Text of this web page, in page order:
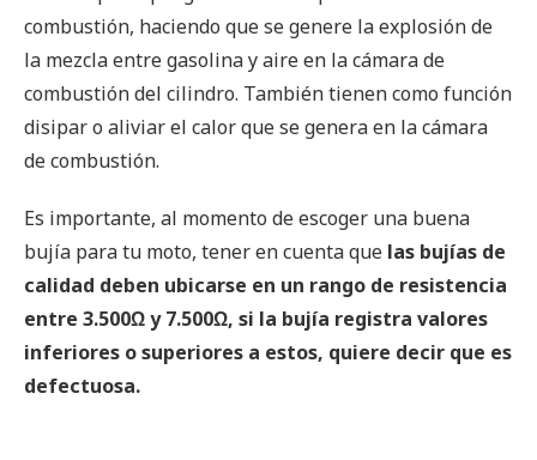
combustión, haciendo que se genere la explosión de
la mezcla entre gasolina y aire en la cámara de
combustión del cilindro. También tienen como función
disipar o aliviar el calor que se genera en la cámara
de combustión.
Es importante, al momento de escoger una buena
bujía para tu moto, tener en cuenta que las bujías de
calidad deben ubicarse en un rango de resistencia
entre 3.500Ω y 7.500Ω, si la bujía registra valores
inferiores o superiores a estos, quiere decir que es
defectuosa.